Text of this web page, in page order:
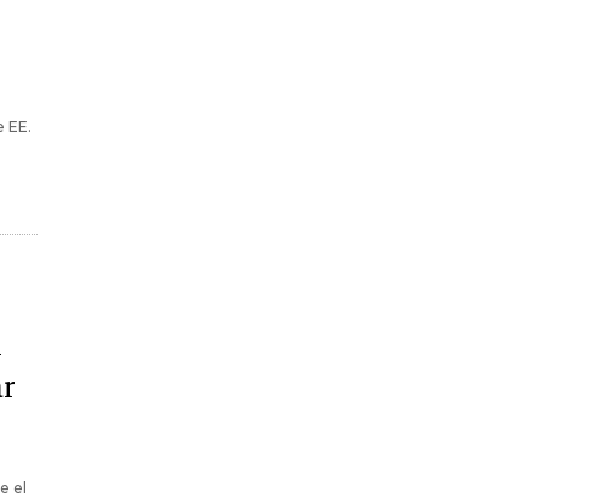
EE.
el